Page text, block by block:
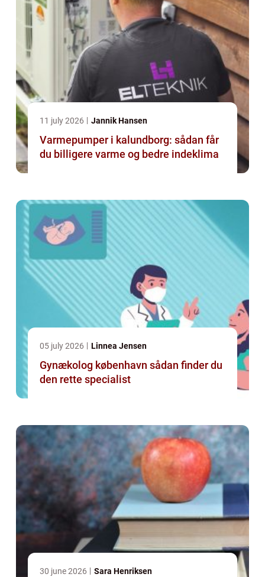
11 july 2026 Jannik Hansen
Varmepumper i kalundborg: sådan får
du billigere varme og bedre indeklima
05 july 2026 Linnea Jensen
Gynækolog københavn sådan finder du
den rette specialist
30 june 2026 Sara Henriksen